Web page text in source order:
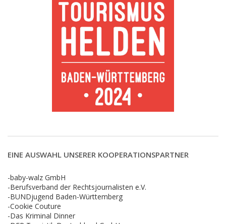
EINE AUSWAHL UNSERER KOOPERATIONSPARTNER
-baby-walz GmbH
-Berufsverband der Rechtsjournalisten e.V.
-BUNDjugend Baden-Württemberg
-Cookie Couture
-Das Kriminal Dinner